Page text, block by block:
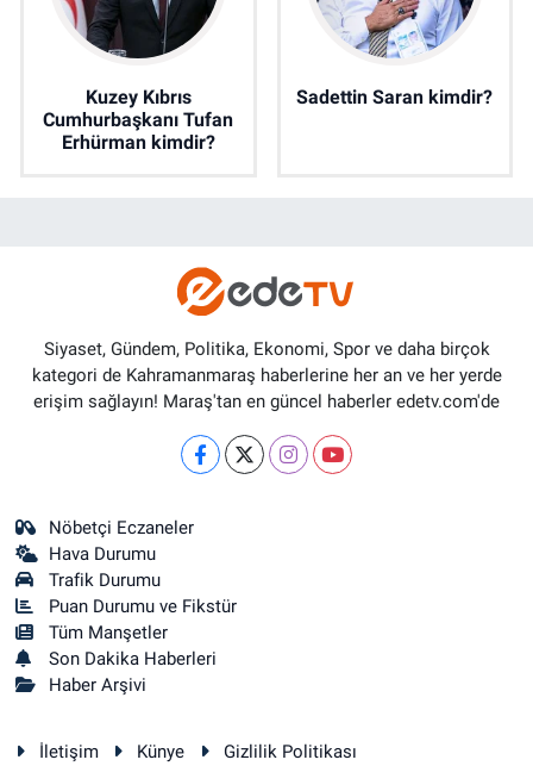
Kuzey Kıbrıs
Cumhurbaşkanı Tufan
Erhürman kimdir?
Sadettin Saran kimdir?
Siyaset, Gündem, Politika, Ekonomi, Spor ve daha birçok
kategori de Kahramanmaraş haberlerine her an ve her yerde
erişim sağlayın! Maraş'tan en güncel haberler edetv.com'de
Nöbetçi Eczaneler
Hava Durumu
Trafik Durumu
Puan Durumu ve Fikstür
Tüm Manşetler
Son Dakika Haberleri
Haber Arşivi
İletişim Künye Gizlilik Politikası